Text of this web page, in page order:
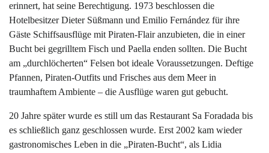
erinnert, hat seine Berechtigung. 1973 beschlossen die
Hotelbesitzer Dieter Süßmann und Emilio Fernández für ihre
Gäste Schiffsausflüge mit Piraten-Flair anzubieten, die in einer
Bucht bei gegrilltem Fisch und Paella enden sollten. Die Bucht
am „durchlöcherten“ Felsen bot ideale Voraussetzungen. Deftige
Pfannen, Piraten-Outfits und Frisches aus dem Meer in
traumhaftem Ambiente – die Ausflüge waren gut gebucht.
20 Jahre später wurde es still um das Restaurant Sa Foradada bis
es schließlich ganz geschlossen wurde. Erst 2002 kam wieder
gastronomisches Leben in die „Piraten-Bucht“, als Lidia